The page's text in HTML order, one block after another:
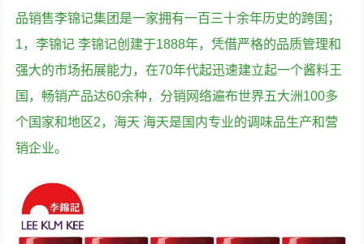
品销售李锦记集团是一家拥有一百三十余年历史的跨国；
1，李锦记 李锦记创建于1888年，凭借严格的品质管理和
强大的市场拓展能力，在70年代起迅速建立起一个酱料王
国，畅销产品达60余种，分销网络遍布世界五大洲100多
个国家和地区2，海天 海天是国内专业的调味品生产和营
销企业。